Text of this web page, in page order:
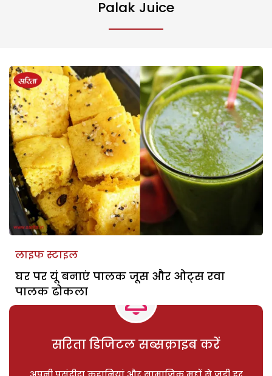
Palak Juice
लाइफ स्टाइल
घर पर यूं बनाएं पालक जूस और ओट्स रवा
पालक ढोकला
सरिता डिजिटल सब्सक्राइब करें